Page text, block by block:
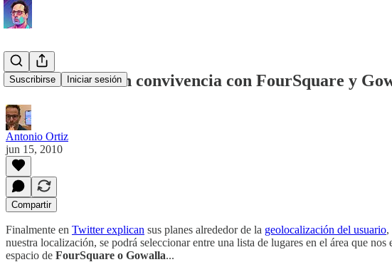
Suscribirse Iniciar sesión
Twitter Places en convivencia con FourSquare y
Antonio Ortiz
jun 15, 2010
Compartir
Finalmente en Twitter explican sus planes alrededor de la geolocalización del usuario,
nuestra localización, se podrá seleccionar entre una lista de lugares en el área que
espacio de FourSquare o Gowalla...